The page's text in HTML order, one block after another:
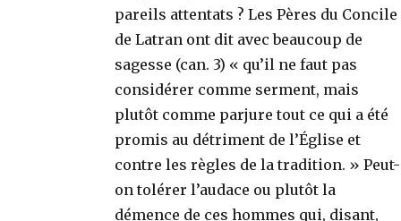
pareils attentats ? Les Pères du Concile
de Latran ont dit avec beaucoup de
sagesse (can. 3) « qu’il ne faut pas
considérer comme serment, mais
plutôt comme parjure tout ce qui a été
promis au détriment de l’Église et
contre les règles de la tradition. » Peut-
on tolérer l’audace ou plutôt la
démence de ces hommes qui, disant,